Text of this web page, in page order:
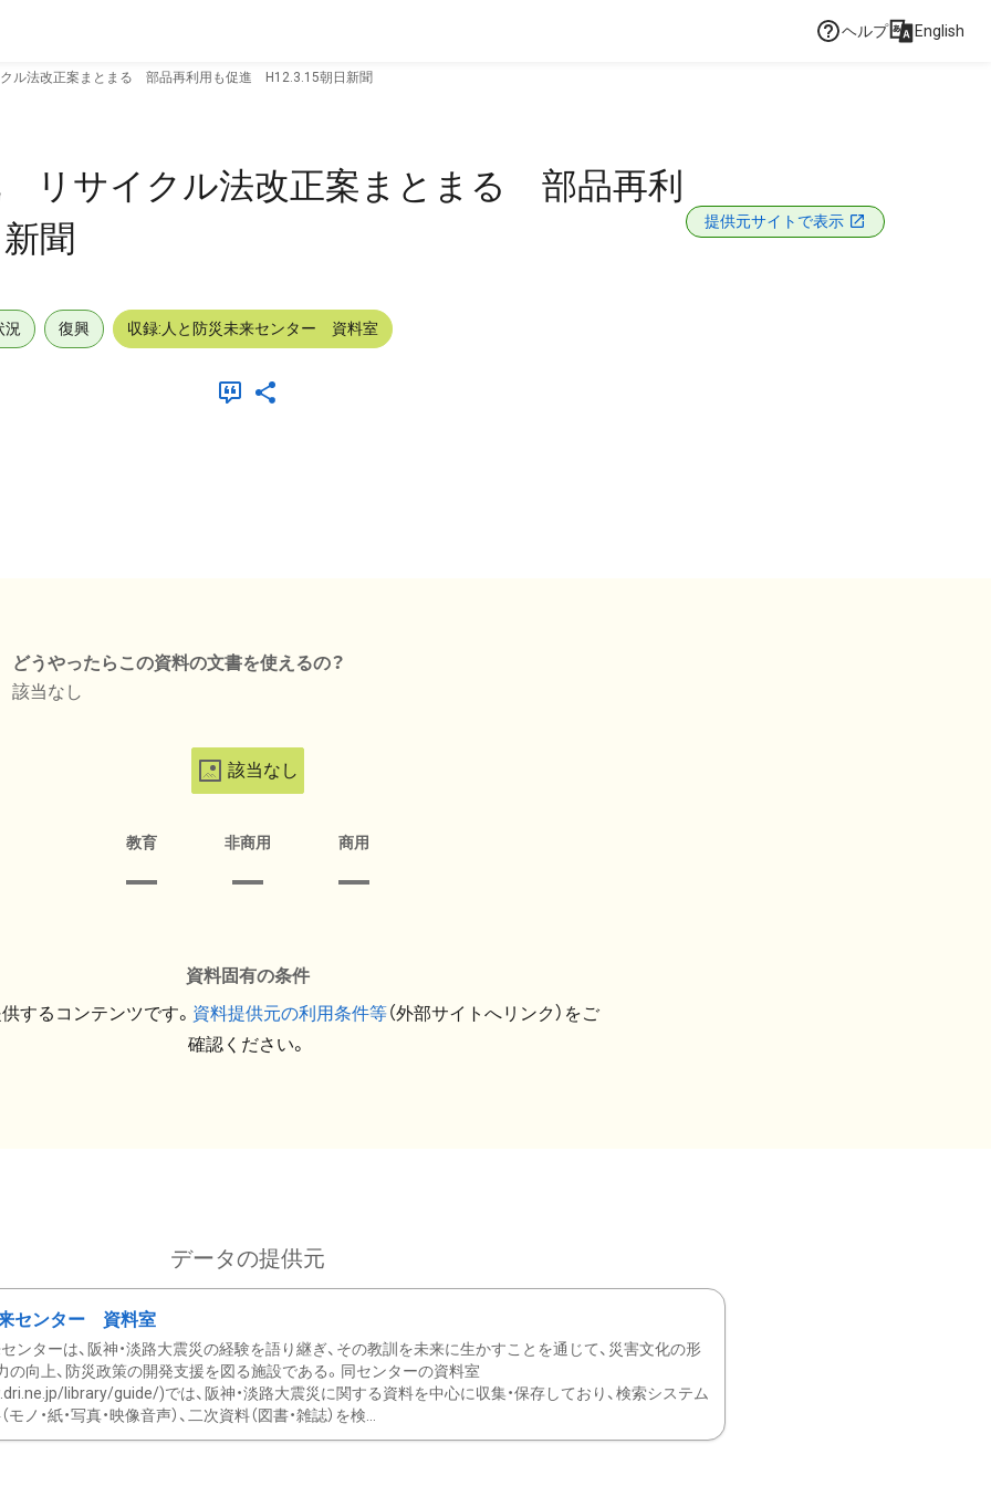
ヘルプ English
ル法改正案まとまる 部品再利用も促進 H12.3.15朝日新聞
サイクル法改正案まとまる 部品再利
聞
提供元サイトで表示
況 復興 収録:人と防災未来センター 資料室
どうやったらこの資料の文書を使えるの？
該当なし
該当なし
教育 非商用 商用
資料固有の条件
するコンテンツです。 資料提供元の利用条件等（外部サイトへリンク）をご
確認ください。
データの提供元
センター 資料室
ンターは、阪神・淡路大震災の経験を語り継ぎ、その教訓を未来に生かすことを通じて、災害文化の形
の向上、防災政策の開発支援を図る施設である。同センターの資料室
library/guide/)では、阪神・淡路大震災に関する資料を中心に収集・保存しており、検索システム
ノ・紙・写真・映像音声）、二次資料（図書・雑誌）を検...